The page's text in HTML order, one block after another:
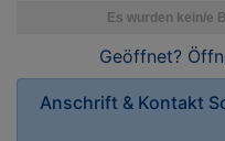
Geöffnet?
Anschrift & Kontakt